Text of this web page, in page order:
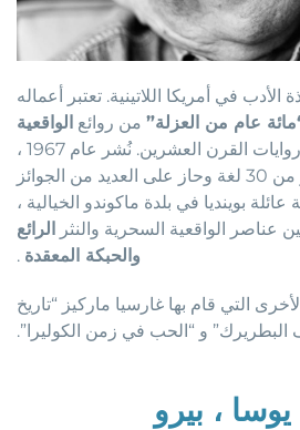
في أمريكا اللاتينية. تعتبر أعماله
عام من العزلة”من روائع الواقعية
وواحدة من أهم روايات القرن العشرين. نُشر عام 1967 ،
وتُرجم إلى أكثر من 30 لغة وحاز على العديد من الجوائز
بوينديا في بلدة ماكوندو الخيالية ،
عناصر الواقعية السحرية والنثر الرائع
والحبكة المعقدة.
التي قام بها غارسيا ماركيز “تاريخ
البطريرك” و “الحب في زمن الكوليرا”.
، بيرو